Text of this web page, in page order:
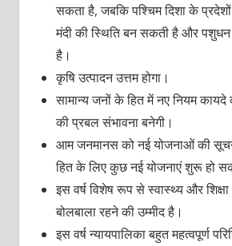
सकता है, जबकि पश्चिम दिशा के
मंदी की स्थिति बन सकती है और पशुधन
है।
कृषि उत्पादन उत्तम होगा।
सामान्य जनों के हित में नए नियम कायदे
की प्रबल संभावना बनेगी।
आम जनमानस को नई योजनाओं की
हित के लिए कुछ नई योजनाएं शुरू हो
इस वर्ष विशेष रूप से स्वास्थ्य और
बोलबाला रहने की उम्मीद है।
इस वर्ष न्यायपालिका बहुत महत्वपूर्ण